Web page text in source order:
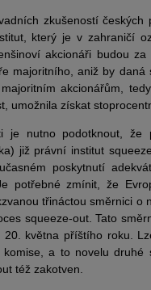
zkušeností
který je v zahraničí
akcionáři budou
majoritního, aniž by
akcionářům,
umožnila získat
je nutno podotknout, že
již právní institut
poskytnutí
potřebné zmínit, že
třináctou směrnici
squeeze-out. Tato
května příštího roku.
komise, a to novelu
též zakotven.